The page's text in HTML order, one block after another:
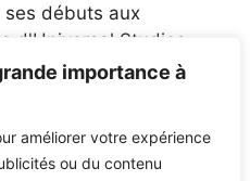
importance à
améliorer votre expérience
ou du contenu
ses débuts aux
d'Universal Studios
de l'Ohio après la